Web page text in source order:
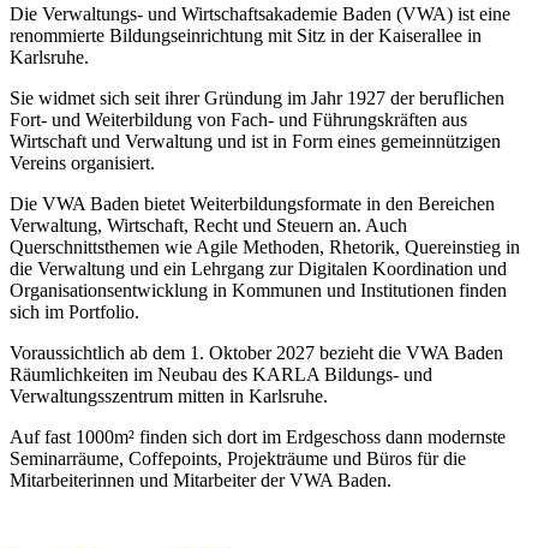
Die Verwaltungs- und Wirtschaftsakademie Baden (VWA) ist eine
renommierte Bildungseinrichtung mit Sitz in der Kaiserallee in
Karlsruhe.
Sie widmet sich seit ihrer Gründung im Jahr 1927 der beruflichen
Fort- und Weiterbildung von Fach- und Führungskräften aus
Wirtschaft und Verwaltung und ist in Form eines gemeinnützigen
Vereins organisiert.
Die VWA Baden bietet Weiterbildungsformate in den Bereichen
Verwaltung, Wirtschaft, Recht und Steuern an. Auch
Querschnittsthemen wie Agile Methoden, Rhetorik, Quereinstieg in
die Verwaltung und ein Lehrgang zur Digitalen Koordination und
Organisationsentwicklung in Kommunen und Institutionen finden
sich im Portfolio.
Voraussichtlich ab dem 1. Oktober 2027 bezieht die VWA Baden
Räumlichkeiten im Neubau des KARLA Bildungs- und
Verwaltungsszentrum mitten in Karlsruhe.
Auf fast 1000m² finden sich dort im Erdgeschoss dann modernste
Seminarräume, Coffepoints, Projekträume und Büros für die
Mitarbeiterinnen und Mitarbeiter der VWA Baden.